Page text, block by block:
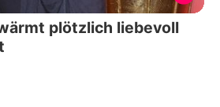
plötzlich liebevoll